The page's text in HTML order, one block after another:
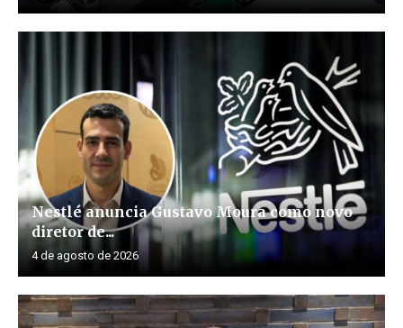
Nestlé anuncia Gustavo Moura como novo
diretor de...
4 de agosto de 2026